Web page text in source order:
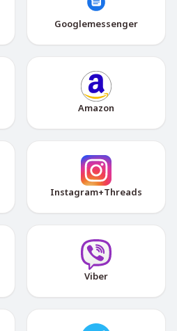
Googlemessenger
Amazon
Instagram+Threads
Viber